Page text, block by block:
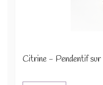
Citrine - Pendentif